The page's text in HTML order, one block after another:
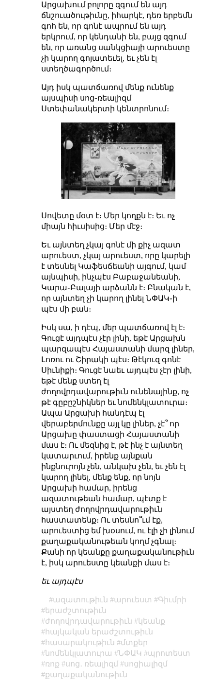
Արցախում բոլորը զգում են այդ
ճնշուածութիւնը, իհարկէ, դեռ երբեմն
գոհ են, որ գոնէ ապրում են այդ
երկրում, որ կենդանի են, բայց զգում
են, որ առանց սանկցիայի արուեստը
չի կարող գոյատեւել, եւ չեն էլ
ստեղծագործում։
Այդ իսկ պատճառով մենք ունենք
այսպիսի սոց֊ռեալիզմ
Ստեփանակերտի կենտրոնում։
Սովետը մօտ է։ Մեր կողքն է։ Եւ ոչ
միայն հիւսիսից։ Մեր մէջ։
Եւ այնտեղ չկայ գոնէ մի քիչ ազատ
արուեստ, չկայ արուեստ, որը կարելի
է տեսնել Կաֆեսճեանի այգում, կամ
այնպիսի, ինչպէս Բաբաջանեանի,
Կարա֊Բալայի արձանն է։ Բնական է,
որ այնտեղ չի կարող լինել ՆՓԱԿ֊ի
պէս մի բան։
Իսկ սա, ի դէպ, մեր պատճառով էլ է։
Գուցէ այդպէս չէր լինի, եթէ Արցախն
պարզապէս Հայաստանի մարզ լիներ,
Լոռու ու Շիրակի պէս։ Թէկուզ գոնէ
Սիւնիքի։ Գուցէ նաեւ այդպէս չէր լինի,
եթէ մենք ստեղ էլ
ժողովրդավարութիւն ունենայինք, ոչ
թէ գըբըշնիկներ եւ նոմենկլատուրա։
Ապա Արցախի հանդէպ էլ
վերաբերմունքը այլ կը լիներ, չէ՞ որ
Արցախը փաստացի Հայաստանի
մաս է։ Ու մեզնից է, թէ ինչ է այնտեղ
կատարւում, իրենք այնքան
ինքնուրոյն չեն, անկախ չեն, եւ չեն էլ
կարող լինել, մենք ենք, որ նոյն
Արցախի համար, իրենց
ազատութեան համար, պէտք է
այստեղ ժողովրդավարութիւն
հաստատենք։ Ու տեսնո՞ւմ էք,
արուեստից եմ խօսում, ու էլի չի լինում
քաղաքականութեան կողմ չգնալ։
Քանի որ կեանքը քաղաքականութիւն
է, իսկ արուեստը կեանքի մաս է։
եւ այդպէս
ազատութիւն արուեստ
Գիւմրի
երաժշտութիւն
ժողովրդավարութիւն
կեանք
հայկական երաժշտութիւն
հասարակութիւն
մտքեր
նոմենկլատուրա
ՆՓԱԿ
պրոտեստ
ռոք
սոց․ ռեալիզմ
սոցիալիզմ
քաղաքականութիւն